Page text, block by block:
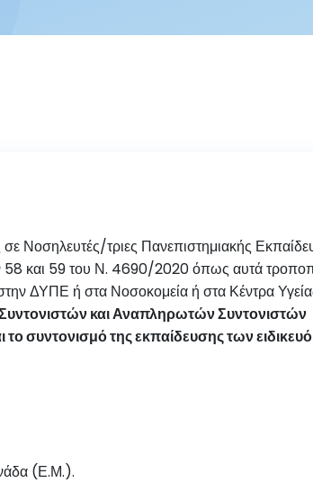
Νοσηλευτές/τριες Πανεπιστημιακής
και 59 του Ν. 4690/2020 όπως αυτά
ΔΥΠΕ ή στα Νοσοκομεία ή στα Κέντρα
Συντονιστών και Αναπληρωτών Συντονιστών
συντονισμό της εκπαίδευσης των
(Ε.Μ.).